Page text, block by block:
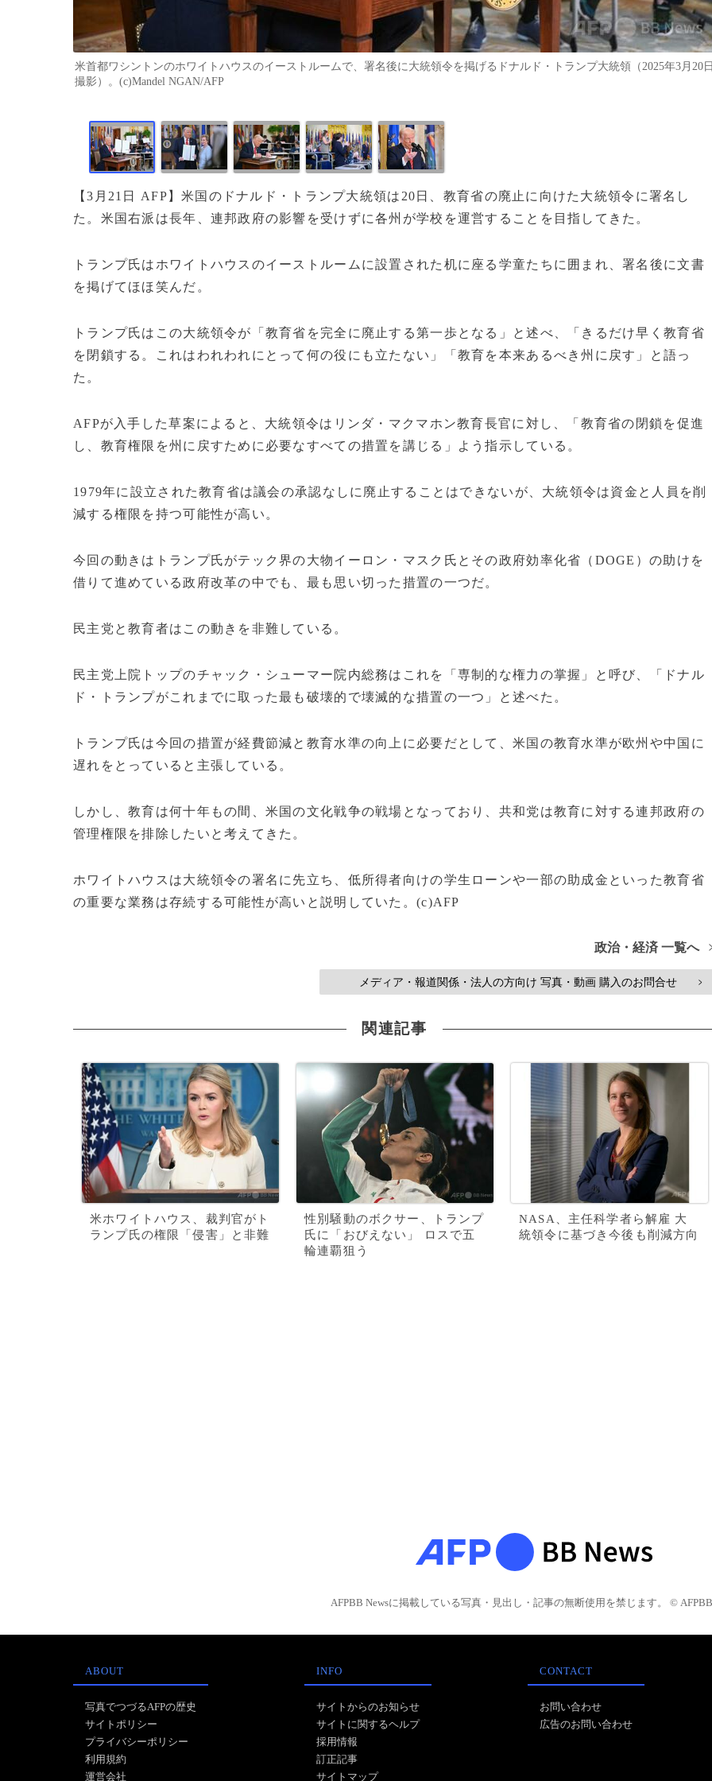
米首都ワシントンのホワイトハウスのイーストルームで、署名後に大統領令を掲げるドナルド・トランプ大統領（2025年3月20
撮影）。(c)Mandel NGAN/AFP
【3月21日 AFP】米国のドナルド・トランプ大統領は20日、教育省の廃止に向けた大統領令に署名し
た。米国右派は長年、連邦政府の影響を受けずに各州が学校を運営することを目指してきた。
トランプ氏はホワイトハウスのイーストルームに設置された机に座る学童たちに囲まれ、署名後に文書
を掲げてほほ笑んだ。
トランプ氏はこの大統領令が「教育省を完全に廃止する第一歩となる」と述べ、「きるだけ早く教育省
を閉鎖する。これはわれわれにとって何の役にも立たない」「教育を本来あるべき州に戻す」と語っ
た。
AFPが入手した草案によると、大統領令はリンダ・マクマホン教育長官に対し、「教育省の閉鎖を促進
し、教育権限を州に戻すために必要なすべての措置を講じる」よう指示している。
1979年に設立された教育省は議会の承認なしに廃止することはできないが、大統領令は資金と人員を削
減する権限を持つ可能性が高い。
今回の動きはトランプ氏がテック界の大物イーロン・マスク氏とその政府効率化省（DOGE）の助けを
借りて進めている政府改革の中でも、最も思い切った措置の一つだ。
民主党と教育者はこの動きを非難している。
民主党上院トップのチャック・シューマー院内総務はこれを「専制的な権力の掌握」と呼び、「ドナル
ド・トランプがこれまでに取った最も破壊的で壊滅的な措置の一つ」と述べた。
トランプ氏は今回の措置が経費節減と教育水準の向上に必要だとして、米国の教育水準が欧州や中国に
遅れをとっていると主張している。
しかし、教育は何十年もの間、米国の文化戦争の戦場となっており、共和党は教育に対する連邦政府の
管理権限を排除したいと考えてきた。
ホワイトハウスは大統領令の署名に先立ち、低所得者向けの学生ローンや一部の助成金といった教育省
の重要な業務は存続する可能性が高いと説明していた。(c)AFP
政治・経済 一覧へ
メディア・報道関係・法人の方向け 写真・動画 購入のお問合せ >
関連記事
米ホワイトハウス、裁判官がト
ランプ氏の権限「侵害」と非難
性別騒動のボクサー、トランプ
氏に「おびえない」 ロスで五
輪連覇狙う
NASA、主任科学者ら解雇 大
統領令に基づき今後も削減方向
AFPBB Newsに掲載している写真・見出し・記事の無断使用を禁じます。 © AFPBB
ABOUT
写真でつづるAFPの歴史
サイトポリシー
プライバシーポリシー
利用規約
運営会社
INFO
サイトからのお知らせ
サイトに関するヘルプ
採用情報
訂正記事
サイトマップ
CONTACT
お問い合わせ
広告のお問い合わせ